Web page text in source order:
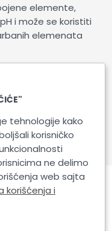
elemente,
i može se koristiti
elemenata
trešnje kako bismo
za upotrebu.
se upotreba
tehnologije kako
korisničko
ne delimo
web sajta
korišćenja i